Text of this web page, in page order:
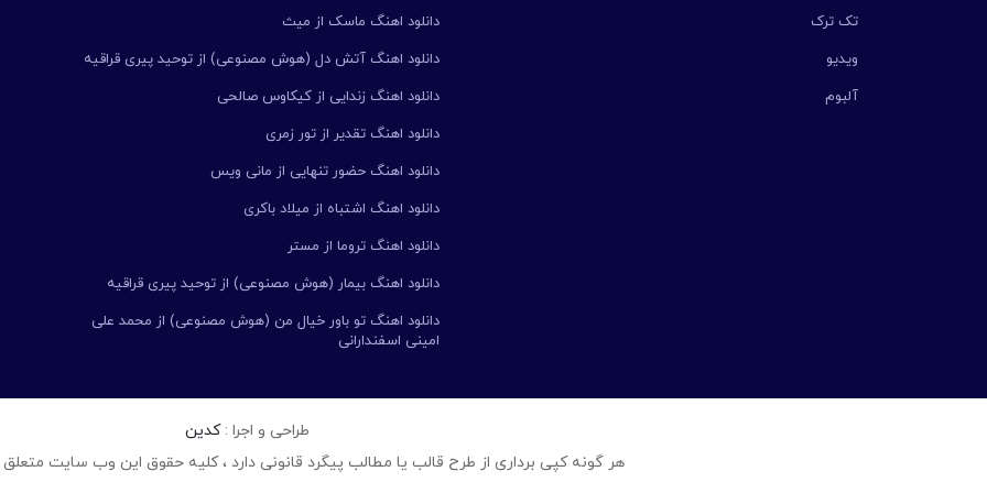
تک ترک
ویدیو
آلبوم
دانلود اهنگ ماسک از میث
دانلود اهنگ آتش دل (هوش مصنوعی) از توحید پیری قراقیه
دانلود اهنگ زندایی از کیکاوس صالحی
دانلود اهنگ تقدیر از تور زمری
دانلود اهنگ حضور تنهایی از مانی ویس
دانلود اهنگ اشتباه از میلاد باکری
دانلود اهنگ تروما از مستر
دانلود اهنگ بیمار (هوش مصنوعی) از توحید پیری قراقیه
دانلود اهنگ تو باور خیال من (هوش مصنوعی) از محمد علی
امینی اسفندارانی
طراحی و اجرا :کدین
هر گونه کپی برداری از طرح قالب یا مطالب پیگرد قانونی دارد ، کلیه حقوق این وب سایت